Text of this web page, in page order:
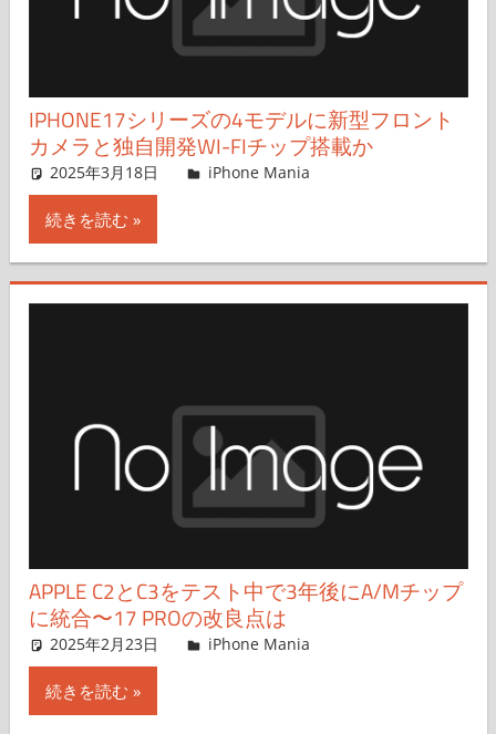
IPHONE17シリーズの4モデルに新型フロント
カメラと独自開発WI-FIチップ搭載か
2025年3月18日 FT729
iPhone Mania
続きを読む
APPLE C2とC3をテスト中で3年後にA/Mチップ
に統合〜17 PROの改良点は
2025年2月23日 FT729
iPhone Mania
続きを読む